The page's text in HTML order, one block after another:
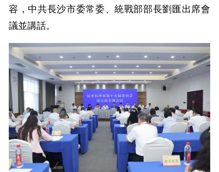
容，中共長沙市委常委、統戰部部長劉匯出席會
議並講話。